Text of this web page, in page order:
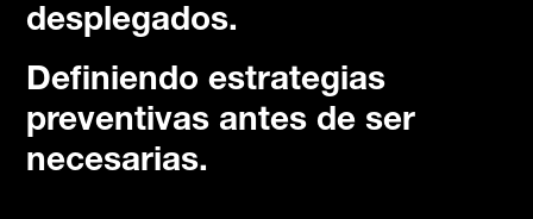
desplegados.
Definiendo estrategias
preventivas antes de ser
necesarias.